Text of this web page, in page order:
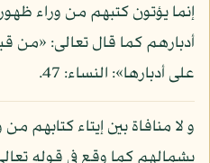
إنما يؤتون كتبهم من وراء
أدبارهم كما قال تعالى:
على أدبارها»: النساء: 47.
و لا منافاة بين إيتاء كتابهم
بشمالهم كما وقع في قوله